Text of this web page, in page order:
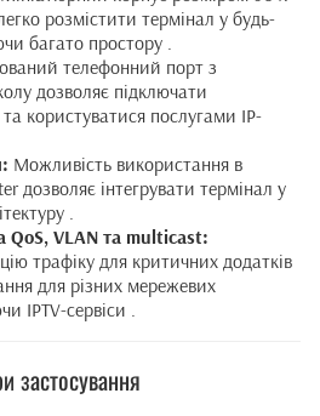
розмістити термінал у будь-
багато простору .
телефонний порт з
дозволяє підключати
користуватися послугами IP-
Можливість використання в
дозволяє інтегрувати термінал у
.
VLAN та multicast:
трафіку для критичних додатків
для різних мережевих
IPTV-сервіси .
застосування